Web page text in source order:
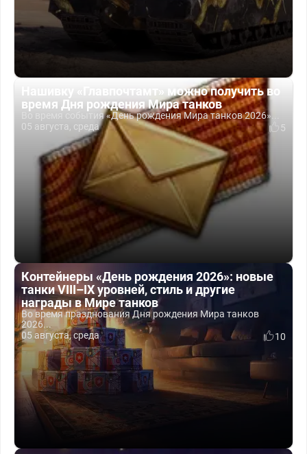
Нашивку «Главпочтамт» можно получить во
время Дня рождения Мира танков
Во время события «День рождения Мира танков 2026»...
05 августа, среда
5
Контейнеры «День рождения 2026»: новые
танки VIII–IX уровней, стиль и другие
награды в Мире танков
Во время празднования Дня рождения Мира танков
2026...
05 августа, среда
10